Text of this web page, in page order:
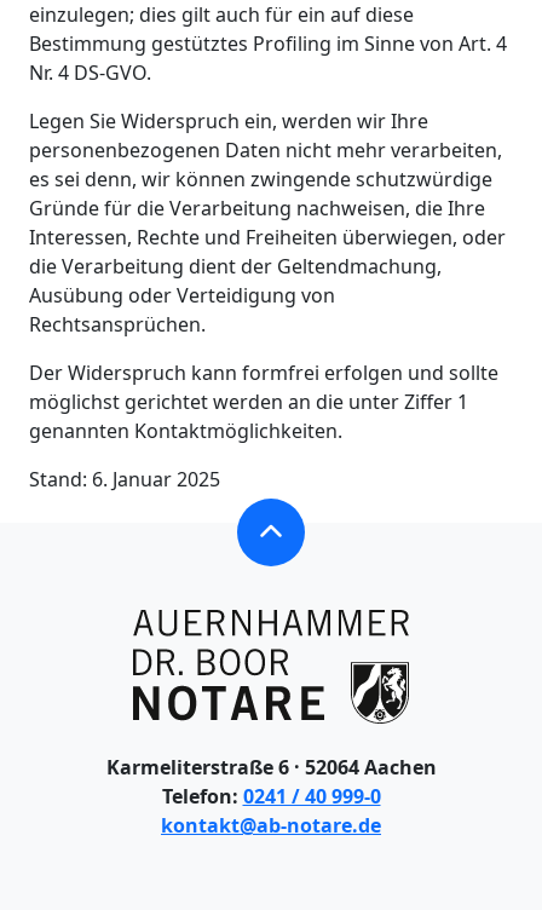
einzulegen; dies gilt auch für ein auf diese
Bestimmung gestütztes Profiling im Sinne von Art. 4
Nr. 4 DS-GVO.
Legen Sie Widerspruch ein, werden wir Ihre
personenbezogenen Daten nicht mehr verarbeiten,
es sei denn, wir können zwingende schutzwürdige
Gründe für die Verarbeitung nachweisen, die Ihre
Interessen, Rechte und Freiheiten überwiegen, oder
die Verarbeitung dient der Geltendmachung,
Ausübung oder Verteidigung von
Rechtsansprüchen.
Der Widerspruch kann formfrei erfolgen und sollte
möglichst gerichtet werden an die unter Ziffer 1
genannten Kontaktmöglichkeiten.
Stand: 6. Januar 2025
Karmeliterstraße 6 · 52064 Aachen
Telefon: 0241 / 40 999-0
kontakt@ab-notare.de